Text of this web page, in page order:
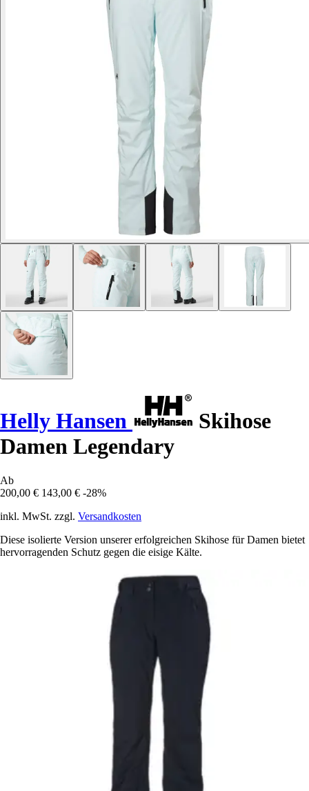
Helly Hansen
Skihose
Damen Legendary
Ab
200,00 € 143,00 € -28%
inkl. MwSt. zzgl. Versandkosten
Diese isolierte Version unserer erfolgreichen Skihose für Damen bietet
hervorragenden Schutz gegen die eisige Kälte.